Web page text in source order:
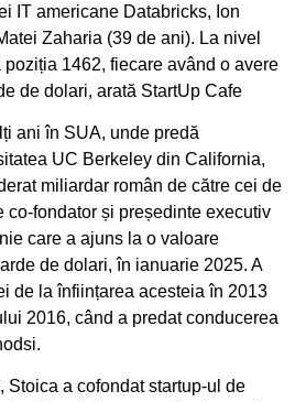
IT americane Databricks, Ion
Zaharia (39 de ani). La nivel
1462, fiecare având o avere
de dolari, arată StartUp Cafe
ani în SUA, unde predă
UC Berkeley din California,
miliardar român de către cei de
co-fondator și președinte executiv
care a ajuns la o valoare
de dolari, în ianuarie 2025. A
de la înființarea acesteia în 2013
2016, când a predat conducerea
Stoica a cofondat startup-ul de